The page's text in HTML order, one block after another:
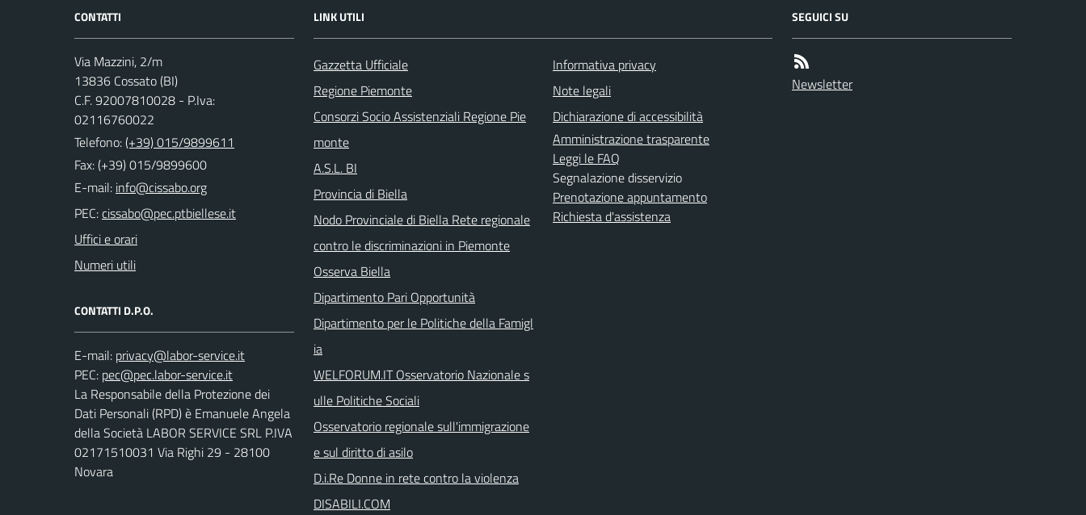
CONTATTI
Via Mazzini, 2/m
13836 Cossato (BI)
C.F. 92007810028 - P.Iva:
02116760022
Telefono:(+39) 015/9899611
Fax: (+39) 015/9899600
E-mail:
PEC:
Uffici e orari
Numeri utili
CONTATTI D.P.O.
E-mail:
PEC:
La Responsabile della Protezione dei
Dati Personali (RPD) è Emanuele Angela
della Società LABOR SERVICE SRL P.IVA
02171510031 Via Righi 29 - 28100
Novara
LINK UTILI
Gazzetta Ufficiale
Regione Piemonte
Consorzi Socio Assistenziali Regione Pie
monte
A.S.L. BI
Provincia di Biella
Nodo Provinciale di Biella Rete regionale
contro le discriminazioni in Piemonte
Osserva Biella
Dipartimento Pari Opportunità
Dipartimento per le Politiche della Famigl
ia
WELFORUM.IT Osservatorio Nazionale s
ulle Politiche Sociali
Osservatorio regionale sull'immigrazione
e sul diritto di asilo
D.i.Re Donne in rete contro la violenza
DISABILI.COM
Informativa privacy
Note legali
Dichiarazione di accessibilità
Amministrazione trasparente
Leggi le FAQ
Segnalazione disservizio
Prenotazione appuntamento
Richiesta d'assistenza
SEGUICI SU
Newsletter